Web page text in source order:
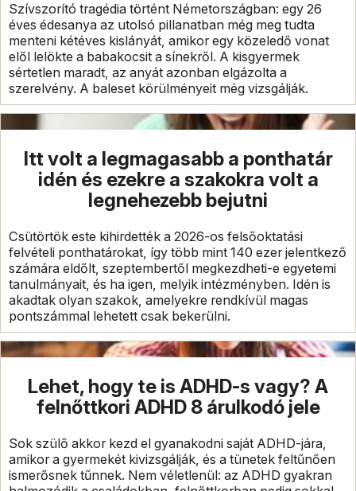
Szívszorító tragédia történt Németországban: egy 26
éves édesanya az utolsó pillanatban még meg tudta
menteni kétéves kislányát, amikor egy közeledő vonat
elől lelökte a babakocsit a sínekről. A kisgyermek
sértetlen maradt, az anyát azonban elgázolta a
szerelvény. A baleset körülményeit még vizsgálják.
Itt volt a legmagasabb a ponthatár
idén és ezekre a szakokra volt a
legnehezebb bejutni
Csütörtök este kihirdették a 2026-os felsőoktatási
felvételi ponthatárokat, így több mint 140 ezer jelentkező
számára eldőlt, szeptembertől megkezdheti-e egyetemi
tanulmányait, és ha igen, melyik intézményben. Idén is
akadtak olyan szakok, amelyekre rendkívül magas
pontszámmal lehetett csak bekerülni.
Lehet, hogy te is ADHD-s vagy? A
felnőttkori ADHD 8 árulkodó jele
Sok szülő akkor kezd el gyanakodni saját ADHD-jára,
amikor a gyermekét kivizsgálják, és a tünetek feltűnően
ismerősnek tűnnek. Nem véletlenül: az ADHD gyakran